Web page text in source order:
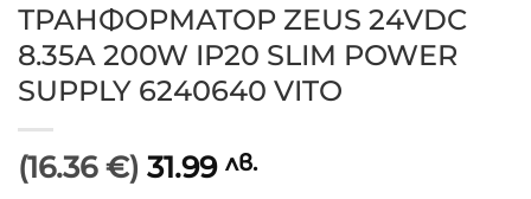
ТРАНФОРМАТОР ZEUS 24VDC
8.35A 200W IP20 SLIM POWER
SUPPLY 6240640 VITO
(16.36 €) 31.99 лв.